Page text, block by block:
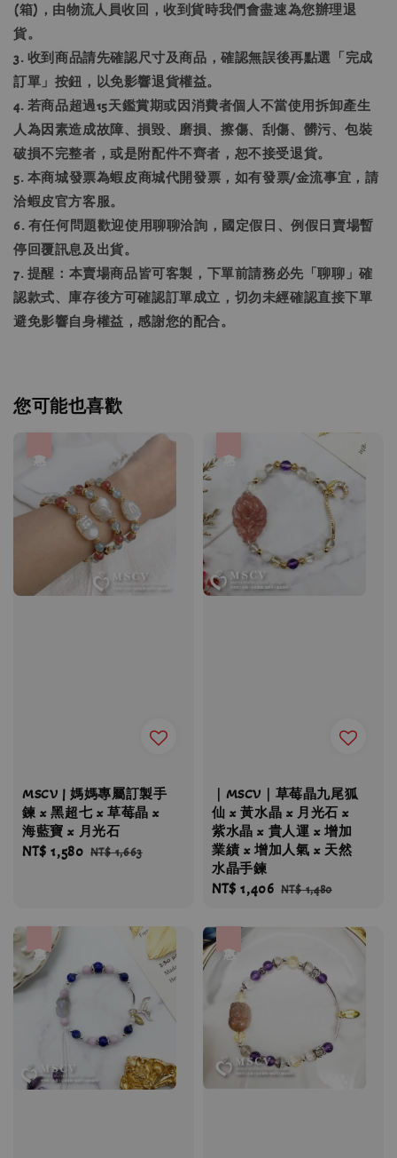
(箱)，由物流人員收回，收到貨時我們會盡速為您辦理退
貨。
3. 收到商品請先確認尺寸及商品，確認無誤後再點選「完成
訂單」按鈕，以免影響退貨權益。
4. 若商品超過15天鑑賞期或因消費者個人不當使用拆卸產生
人為因素造成故障、損毀、磨損、擦傷、刮傷、髒污、包裝
破損不完整者，或是附配件不齊者，恕不接受退貨。
5. 本商城發票為蝦皮商城代開發票，如有發票/金流事宜，請
洽蝦皮官方客服。
6. 有任何問題歡迎使用聊聊洽詢，國定假日、例假日賣場暫
停回覆訊息及出貨。
7. 提醒：本賣場商品皆可客製，下單前請務必先「聊聊」確
認款式、庫存後方可確認訂單成立，切勿未經確認直接下單
避免影響自身權益，感謝您的配合。
您可能也喜歡
MSCV | 媽媽專屬訂製手
鍊 x 黑超七 x 草莓晶 x
海藍寶 x 月光石
Sale
NT$ 1,580 Regular
NT$ 1,663
｜MSCV｜草莓晶九尾狐
仙 x 黃水晶 x 月光石 x
紫水晶 x 貴人運 x 增加
業績 x 增加人氣 x 天然
水晶手鍊
Sale
NT$ 1,406 Regular
NT$ 1,480